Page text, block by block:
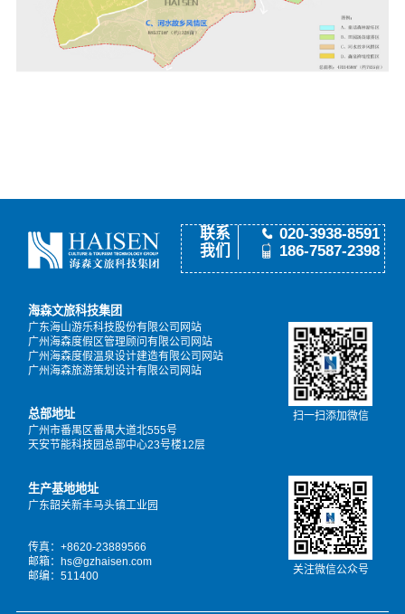
联系
我们
020-3938-8591
186-7587-2398
海森文旅科技集团
广东海山游乐科技股份有限公司网站
广州海森度假区管理顾问有限公司网站
广州海森度假温泉设计建造有限公司网站
广州海森旅游策划设计有限公司网站
总部地址
广州市番禺区番禺大道北555号
天安节能科技园总部中心23号楼12层
生产基地地址
广东韶关新丰马头镇工业园
传真：+8620-23889566
邮箱：hs@gzhaisen.com
邮编：511400
扫一扫添加微信
关注微信公众号